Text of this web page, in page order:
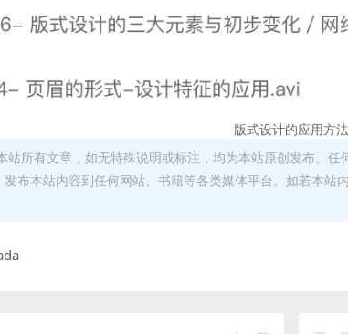
版式设计的应用方法
站所有文章，如无特殊说明或标注，均为本站原创发布。
发布本站内容到任何网站、书籍等各类媒体平台。如若本站